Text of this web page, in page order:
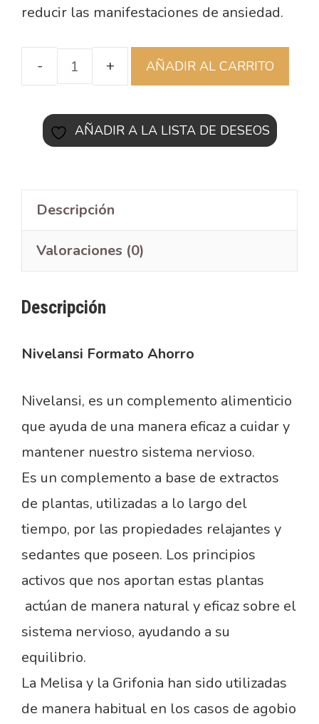
reducir las manifestaciones de ansiedad.
AÑADIR AL CARRITO
AÑADIR A LA LISTA DE DESEOS
Descripción
Valoraciones (0)
Descripción
Nivelansi Formato Ahorro
Nivelansi, es un complemento alimenticio
que ayuda de una manera eficaz a cuidar y
mantener nuestro sistema nervioso.
Es un complemento a base de extractos
de plantas, utilizadas a lo largo del
tiempo, por las propiedades relajantes y
sedantes que poseen. Los principios
activos que nos aportan estas plantas
actúan de manera natural y eficaz sobre el
sistema nervioso, ayudando a su
equilibrio.
La Melisa y la Grifonia han sido utilizadas
de manera habitual en los casos de agobio